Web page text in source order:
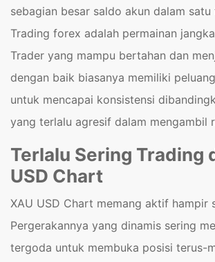
sebagian besar saldo akun dalam satu
Trading forex adalah permainan
Trader yang mampu bertahan dan
dengan baik biasanya memiliki
untuk mencapai konsistensi
yang terlalu agresif dalam mengambil
Terlalu Sering Trading
USD Chart
XAU USD Chart memang aktif hampir
Pergerakannya yang dinamis sering
tergoda untuk membuka posisi terus-